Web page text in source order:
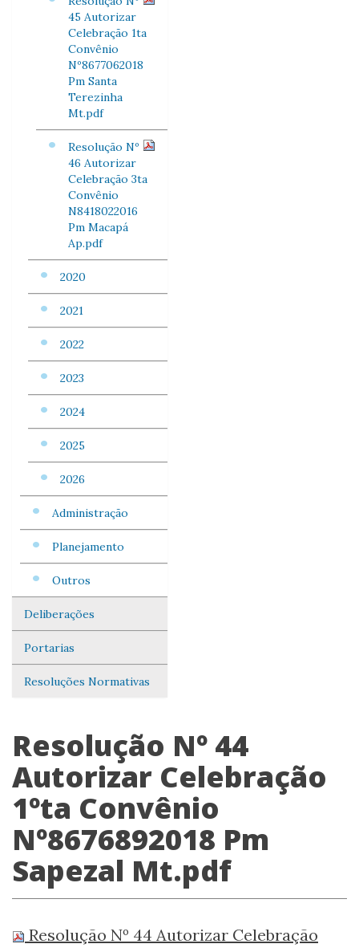
45 Autorizar
Celebração 1ta
Convênio
Nº8677062018
Pm Santa
Terezinha
Mt.pdf
Resolução Nº
46 Autorizar
Celebração 3ta
Convênio
N8418022016
Pm Macapá
Ap.pdf
2020
2021
2022
2023
2024
2025
2026
Administração
Planejamento
Outros
Deliberações
Portarias
Resoluções Normativas
Resolução Nº 44
Autorizar Celebração
1ºta Convênio
Nº8676892018 Pm
Sapezal Mt.pdf
Resolução Nº 44 Autorizar Celebração